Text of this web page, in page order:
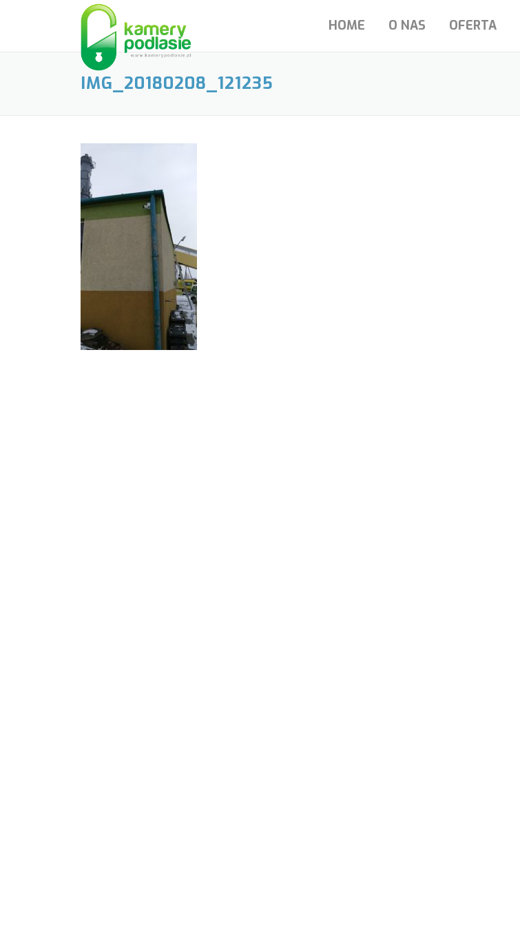
HOME O NAS OFERTA
IMG_20180208_121235